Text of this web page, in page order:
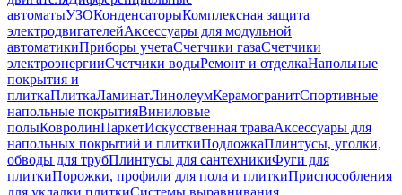
автоматыУЗОКонденсаторыКомплексная защита
электродвигателейАксессуары для модульной
автоматикиПриборы учетаСчетчики газаСчетчики
электроэнергииСчетчики водыРемонт и отделкаНапольные
покрытия и
плиткаПлиткаЛаминатЛинолеумКерамогранитСпортивные
напольные покрытияВиниловые
полыКовролинПаркетИскусственная траваАксессуары для
напольных покрытий и плиткиПодложкаПлинтусы, уголки,
обводы для трубПлинтусы для сантехникиФуги для
плиткиПорожки, профили для пола и плиткиПриспособления
для укладки плиткиСистемы выравнивания